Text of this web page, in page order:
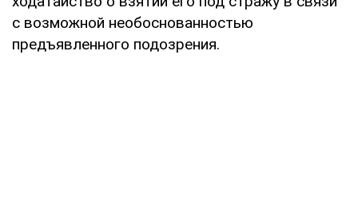
с возможной необоснованностью
предъявленного подозрения.